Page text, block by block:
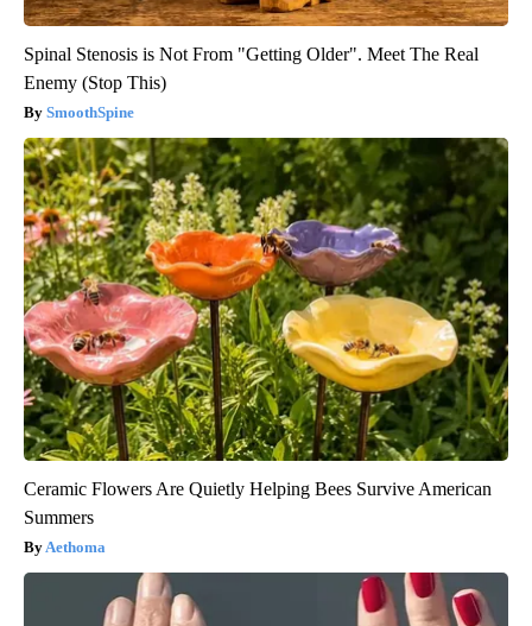
Spinal Stenosis is Not From "Getting Older". Meet The Real
Enemy (Stop This)
SmoothSpine
Ceramic Flowers Are Quietly Helping Bees Survive American
Summers
Aethoma